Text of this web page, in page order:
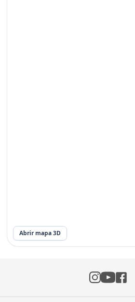
Abrir mapa 3D